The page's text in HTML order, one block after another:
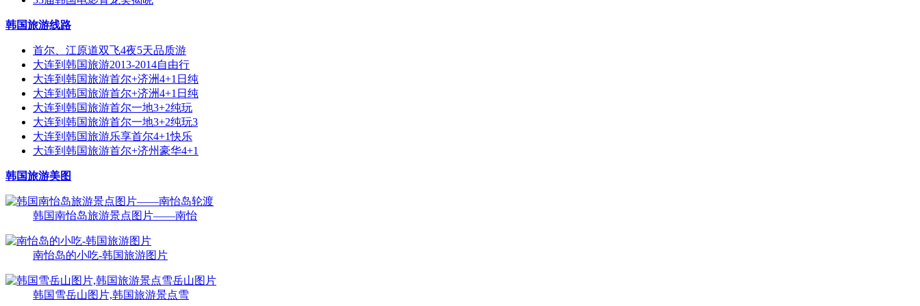
韩国旅游线路
首尔、江原道双飞4夜5天品质游
大连到韩国旅游2013-2014自由行
大连到韩国旅游首尔+济洲4+1日纯
大连到韩国旅游首尔+济洲4+1日纯
大连到韩国旅游首尔一地3+2纯玩
大连到韩国旅游首尔一地3+2纯玩3
大连到韩国旅游乐享首尔4+1快乐
大连到韩国旅游首尔+济州豪华4+1
韩国旅游美图
韩国南怡岛旅游景点图片——南怡
南怡岛的小吃-韩国旅游图片
韩国雪岳山图片,韩国旅游景点雪